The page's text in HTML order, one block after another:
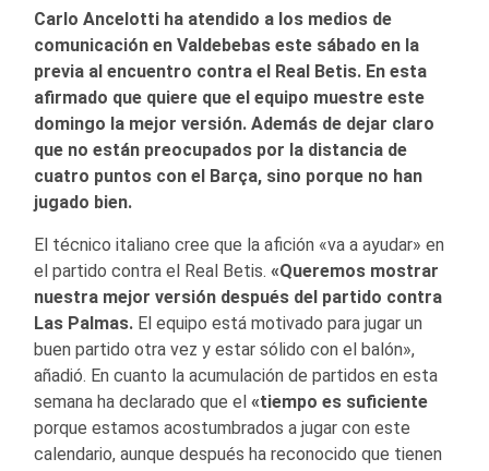
Carlo Ancelotti ha atendido a los medios de
comunicación en Valdebebas este sábado en la
previa al encuentro contra el Real Betis. En esta
afirmado que quiere que el equipo muestre este
domingo la mejor versión. Además de dejar claro
que no están preocupados por la distancia de
cuatro puntos con el Barça, sino porque no han
jugado bien.
El técnico italiano cree que la afición «va a ayudar» en
el partido contra el Real Betis. «Queremos mostrar
nuestra mejor versión después del partido contra
Las Palmas. El equipo está motivado para jugar un
buen partido otra vez y estar sólido con el balón»,
añadió. En cuanto la acumulación de partidos en esta
semana ha declarado que el «tiempo es suficiente
porque estamos acostumbrados a jugar con este
calendario, aunque después ha reconocido que tienen